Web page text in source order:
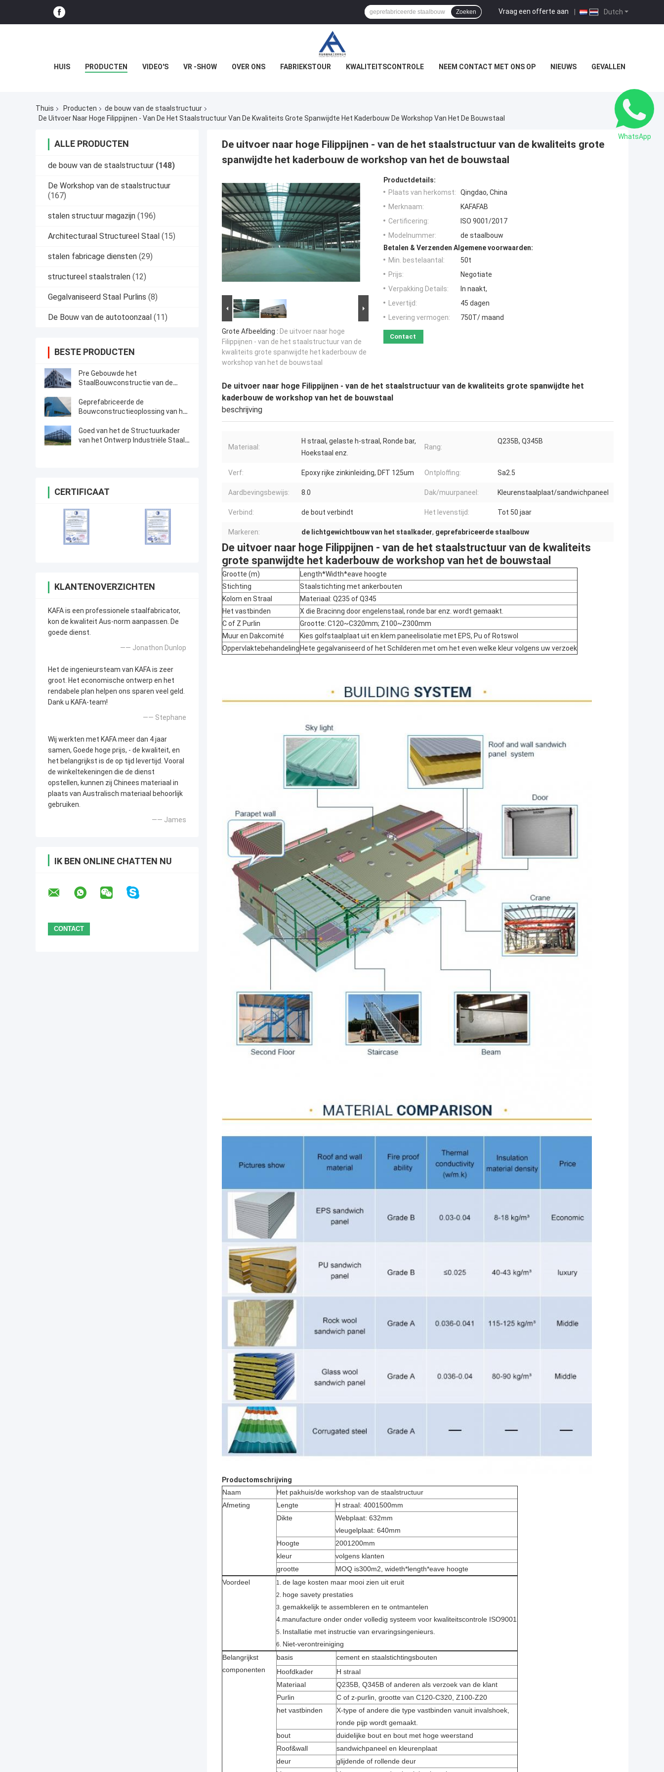
Dutch
Vraag een offerte aan |
Zoeken
HUIS PRODUCTEN VIDEO'S VR -SHOW OVER ONS FABRIEKSTOUR KWALITEITSCONTROLE NEEM CONTACT MET ONS OP NIEUWS GEVALLEN
Thuis Producten
de bouw van de staalstructuur
De Uitvoer Naar Hoge Filippijnen - Van De Het Staalstructuur Van De Kwaliteits Grote Spanwijdte Het Kaderbouw De Workshop Van Het De Bouwstaal
ALLE PRODUCTEN
de bouw van de staalstructuur (148)
De Workshop van de staalstructuur
(167)
stalen structuur magazijn (196)
Architecturaal Structureel Staal (15)
stalen fabricage diensten (29)
structureel staalstralen (12)
Gegalvaniseerd Staal Purlins (8)
De Bouw van de autotoonzaal (11)
BESTE PRODUCTEN
Pre Gebouwde het
StaalBouwconstructie van de
Geprefabriceerde de
Bouwconstructieoplossing van het
Goed van het de Structuurkader
van het Ontwerp Industriële Staal
CERTIFICAAT
KLANTENOVERZICHTEN
KAFA is een professionele staalfabricator,
kon de kwaliteit Aus-norm aanpassen. De
goede dienst.
—— Jonathon Dunlop
Het de ingenieursteam van KAFA is zeer
groot. Het economische ontwerp en het
rendabele plan helpen ons sparen veel geld.
Dank u KAFA-team!
—— Stephane
Wij werkten met KAFA meer dan 4 jaar
samen, Goede hoge prijs, - de kwaliteit, en
het belangrijkst is de op tijd levertijd. Vooral
de winkeltekeningen die de dienst
opstellen, kunnen zij Chinees materiaal in
plaats van Australisch materiaal behoorlijk
gebruiken.
—— James
IK BEN ONLINE CHATTEN NU
De uitvoer naar hoge Filippijnen - van de het staalstructuur van de kwaliteits grote
spanwijdte het kaderbouw de workshop van het de bouwstaal
Grote Afbeelding : De uitvoer naar hoge
Filippijnen - van de het staalstructuur van de
kwaliteits grote spanwijdte het kaderbouw de
workshop van het de bouwstaal
Productdetails:
Plaats van herkomst:
Qingdao, China
Merknaam:
KAFAFAB
Certificering:
ISO 9001/2017
Modelnummer:
de staalbouw
Betalen & Verzenden Algemene voorwaarden:
Min. bestelaantal:
50t
Prijs:
Negotiate
Verpakking Details:
In naakt,
Levertijd:
45 dagen
Levering vermogen:
750T/ maand
Contact
De uitvoer naar hoge Filippijnen - van de het staalstructuur van de kwaliteits grote spanwijdte het
kaderbouw de workshop van het de bouwstaal
beschrijving
Materiaal:
H straal, gelaste h-straal, Ronde bar,
Hoekstaal enz.
Rang:
Q235B, Q345B
Verf: Epoxy rijke zinkinleiding, DFT 125um Ontploffing: Sa2.5
Aardbevingsbewijs: 8.0 Dak/muurpaneel: Kleurenstaalplaat/sandwichpaneel
Verbind: de bout verbindt Het levenstijd: Tot 50 jaar
Markeren: de lichtgewichtbouw van het staalkader, geprefabriceerde staalbouw
De uitvoer naar hoge Filippijnen - van de het staalstructuur van de kwaliteits
grote spanwijdte het kaderbouw de workshop van het de bouwstaal
Grootte (m)
Length*Width*eave hoogte
Stichting
Staalstichting met ankerbouten
Kolom en Straal
Materiaal: Q235 of Q345
Het vastbinden
X die Bracinng door engelenstaal, ronde bar enz. wordt gemaakt.
C of Z Purlin
Grootte: C120~C320mm; Z100~Z300mm
Muur en Dakcomité
Kies golfstaalplaat uit en klem paneelisolatie met EPS, Pu of Rotswol
OppervlaktebehandelingHete gegalvaniseerd of het Schilderen met om het even welke kleur volgens uw verzoek
Productomschrijving
Naam
Het pakhuis/de workshop van de staalstructuur
Afmeting
Lengte
H straal: 4001500mm
Dikte
Webplaat: 632mm
vleugelplaat: 640mm
Hoogte
2001200mm
kleur
volgens klanten
grootte
MOQ is300m2, wideth*length*eave hoogte
Voordeel
1. de lage kosten maar mooi zien uit eruit
2. hoge savety prestaties
3. gemakkelijk te assembleren en te ontmantelen
4.manufacture onder onder volledig systeem voor kwaliteitscontrole ISO9001
5. Installatie met instructie van ervaringsingenieurs.
6. Niet-verontreiniging
Belangrijkst
componenten
basis
cement en staalstichtingsbouten
Hoofdkader
H straal
Materiaal
Q235B, Q345B of anderen als verzoek van de klant
Purlin
C of z-purlin, grootte van C120-C320, Z100-Z20
het vastbinden
X-type of andere die type vastbinden vanuit invalshoek,
ronde pijp wordt gemaakt.
bout
duidelijke bout en bout met hoge weerstand
Roof&wall
sandwichpaneel en kleurenplaat
deur
glijdende of rollende deur
WhatsApp